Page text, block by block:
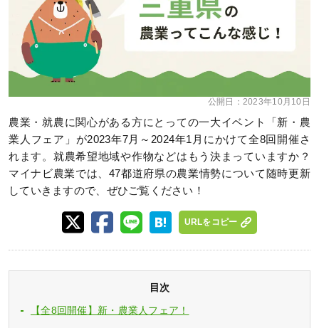
公開日： 2023年10月10日
農業・就農に関心がある方にとっての一大イベント「新・農
業人フェア」が2023年7月～2024年1月にかけて全8回開催さ
れます。就農希望地域や作物などはもう決まっていますか？
マイナビ農業では、47都道府県の農業情勢について随時更新
していきますので、ぜひご覧ください！
URLをコピー
目次
【全8回開催】新・農業人フェア！